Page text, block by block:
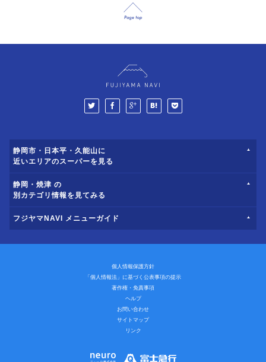
静岡市・日本平・久能山に
近いエリアのスーパーを見る
静岡・焼津 の
別カテゴリ情報を見てみる
フジヤマNAVI メニューガイド
個人情報保護方針
「個人情報法」に基づく公表事項の提示
著作権・免責事項
ヘルプ
お問い合わせ
サイトマップ
リンク